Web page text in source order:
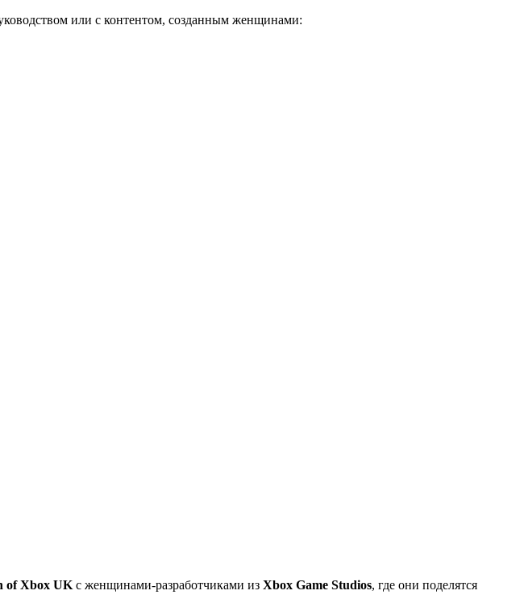
или с контентом, созданным женщинами:
of Xbox UK с женщинами-разработчиками из Xbox Game Studios, где они поделятся